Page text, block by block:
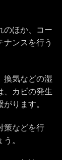
のほか、コー
ナンスを行う
換気などの湿
、カビの発生
ります。
策などを行
。